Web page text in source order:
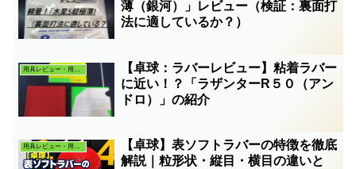
薄（銀河）」レビュー（検証：裏面打
法に適しているか？）
【卓球：ラバーレビュー】粘着ラバー
に近い！？「ラザンターR５０（アン
ドロ）」の紹介
用具レビュー・用具考察
【卓球】表ソフトラバーの特徴を徹底
解説｜粒形状・縦目・横目の違いと